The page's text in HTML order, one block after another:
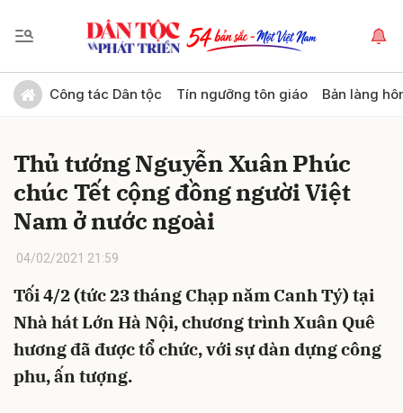
Công tác Dân tộc Tín ngưỡng tôn giáo Bản làng
Thủ tướng Nguyễn Xuân Phúc
chúc Tết cộng đồng người Việt
Nam ở nước ngoài
04/02/2021 21:59
Tối 4/2 (tức 23 tháng Chạp năm Canh Tý) tại
Nhà hát Lớn Hà Nội, chương trình Xuân Quê
hương đã được tổ chức, với sự dàn dựng công
phu, ấn tượng.
Gửi bình luận